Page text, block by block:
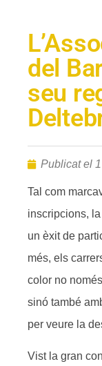
del
seu
Publicat el
Tal com
inscripcions,
un èxit de
més, els
color no
sinó també
per veure la
Vist la gran